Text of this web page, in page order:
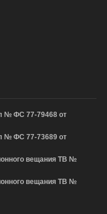
№ ФС 77-79468 от
№ ФС 77-73689 от
вещания ТВ №
вещания ТВ №